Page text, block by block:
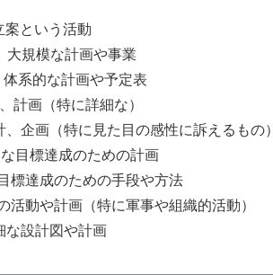
案という活動
大規模な計画や事業
体系的な計画や予定表
計画（特に詳細な）
、企画（特に見た目の感性に訴えるもの）
な目標達成のための計画
標達成のための手段や方法
活動や計画（特に軍事や組織的活動）
な設計図や計画